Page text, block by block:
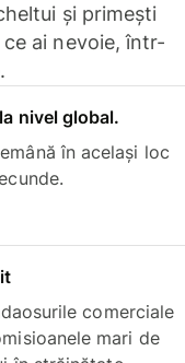
și primești
ai nevoie, într-
nivel global.
în același loc
comerciale
mari de